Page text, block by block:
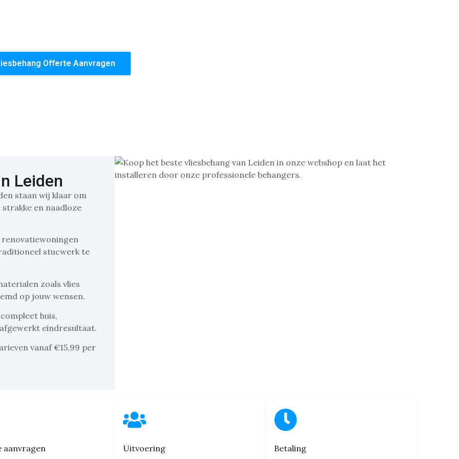
Offerte Aanvragen
Leiden
staan wij klaar om
en naadloze
stucwerk te
zoals vlies
op jouw wensen.
huis,
eindresultaat.
vanaf €15,99 per
Uitvoering Betaling